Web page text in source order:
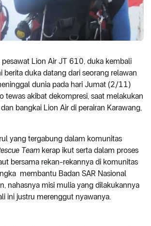
pesawat Lion Air JT 610, duka kembali
berita duka datang dari seorang relawan
dunia pada hari Jumat (2/11)
tewas akibat dekompresi, saat melakukan
bangkai Lion Air di perairan Karawang,
yang tergabung dalam komunitas
Team kerap ikut serta dalam proses
bersama rekan-rekannya di komunitas
membantu Badan SAR Nasional
nahasnya misi mulia yang dilakukannya
ini justru merenggut nyawanya.